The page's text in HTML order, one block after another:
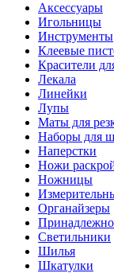
Аксессуары
Игольницы
Инструменты
Клеевые
Красители
Лекала
Линейки
Лупы
Маты для
Наборы для
Наперстки
Ножи
Ножницы
Органайзеры
Светильники
Шилья
Шкатулки